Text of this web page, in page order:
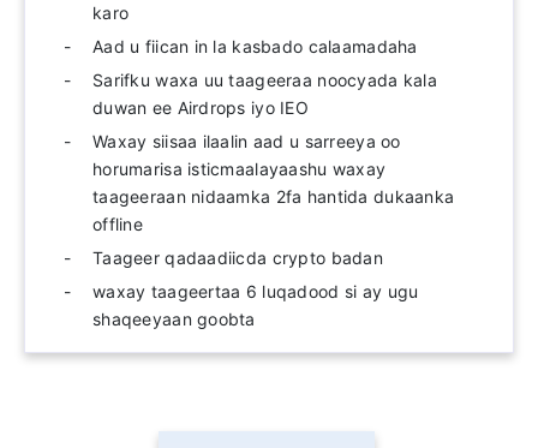
karo
Aad u fiican in la kasbado calaamadaha
Sarifku waxa uu taageeraa noocyada kala
duwan ee Airdrops iyo IEO
Waxay siisaa ilaalin aad u sarreeya oo
horumarisa isticmaalayaashu waxay
taageeraan nidaamka 2fa hantida dukaanka
offline
Taageer qadaadiicda crypto badan
waxay taageertaa 6 luqadood si ay ugu
shaqeeyaan goobta